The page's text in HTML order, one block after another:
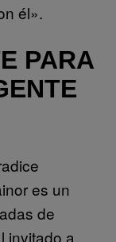
él».
PARA
es un
de
invitado a